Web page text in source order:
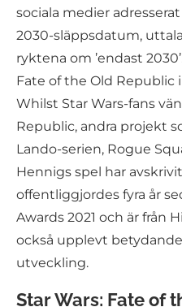
sociala medier
2030-släppsdatum,
ryktena om ’endast
Fate of the Old Republic
Whilst Star Wars-fans
Republic, andra projekt
Lando-serien, Rogue
Hennigs spel har
offentliggjordes fyra år
Awards 2021 och är från
också upplevt
utveckling.
Star Wars: Fate of